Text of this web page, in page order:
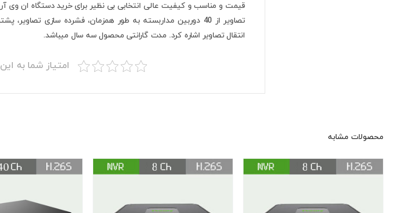
قیمت و مناسب و کیفیت عالی انتخابی بی نظیر برای خرید دستگاه ان وی
انتقال تصاویر اشاره کرد. مدت گارانتی محصول سه سال میباشد.
امتیاز شما به
محصولات مشابه